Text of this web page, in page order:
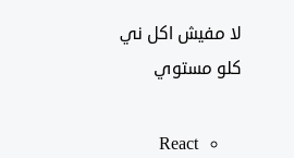
لا مفيش اكل ني
كلو مستوي
React